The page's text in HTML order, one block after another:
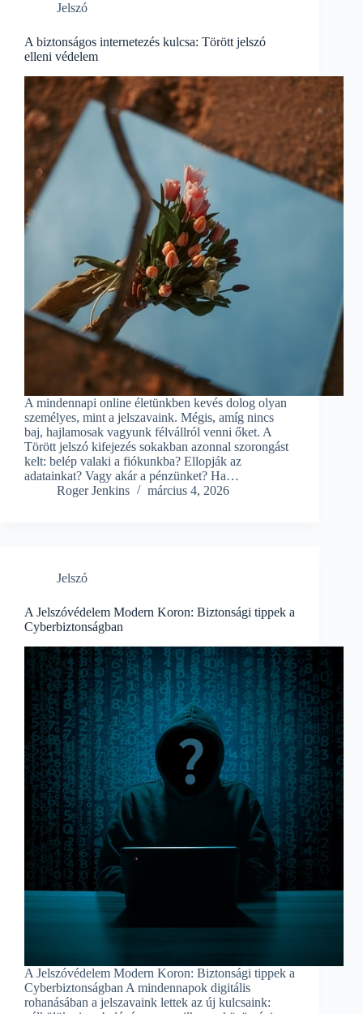
Jelszó
A biztonságos internetezés kulcsa: Törött jelszó
elleni védelem
A mindennapi online életünkben kevés dolog olyan
személyes, mint a jelszavaink. Mégis, amíg nincs
baj, hajlamosak vagyunk félvállról venni őket. A
Törött jelszó kifejezés sokakban azonnal szorongást
kelt: belép valaki a fiókunkba? Ellopják az
adatainkat? Vagy akár a pénzünket? Ha…
Roger Jenkins
március 4, 2026
Jelszó
A Jelszóvédelem Modern Koron: Biztonsági tippek a
Cyberbiztonságban
A Jelszóvédelem Modern Koron: Biztonsági tippek a
Cyberbiztonságban A mindennapok digitális
rohanásában a jelszavaink lettek az új kulcsaink: